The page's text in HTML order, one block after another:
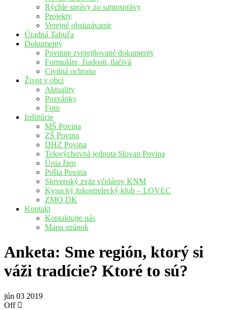
Rýchle správy zo samosprávy
Projekty
Verejné obstarávanie
Úradná Tabuľa
Dokumenty
Povinne zverejňované dokumenty
Formuláre, žiadosti, tlačivá
Civilná ochrana
Život v obci
Aktuality
Pozvánky
Foto
Inštitúcie
MŠ Povina
ZŠ Povina
DHZ Povina
Telovýchovná jednota Slovan Povina
Únia žien
Pošta Povina
Slovenský zväz včelárov KNM
Kysucký lukostrelecký klub – LOVEC
ZMO DK
Kontakt
Kontaktujte nás
Mapa stránok
Anketa: Sme región, ktorý si
váži tradície? Ktoré to sú?
jún 03 2019
Off